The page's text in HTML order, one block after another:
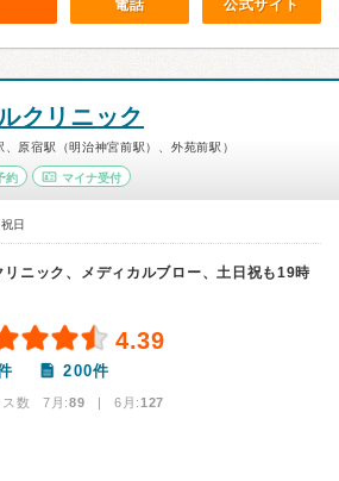
電話 公式サイト
クリニック
原宿駅（明治神宮前駅）、外苑前駅）
約 マイナ受付
日
ニック、メディカルブロー、土日祝も19時
4.39
200件
ス数 7月:89 | 6月:127